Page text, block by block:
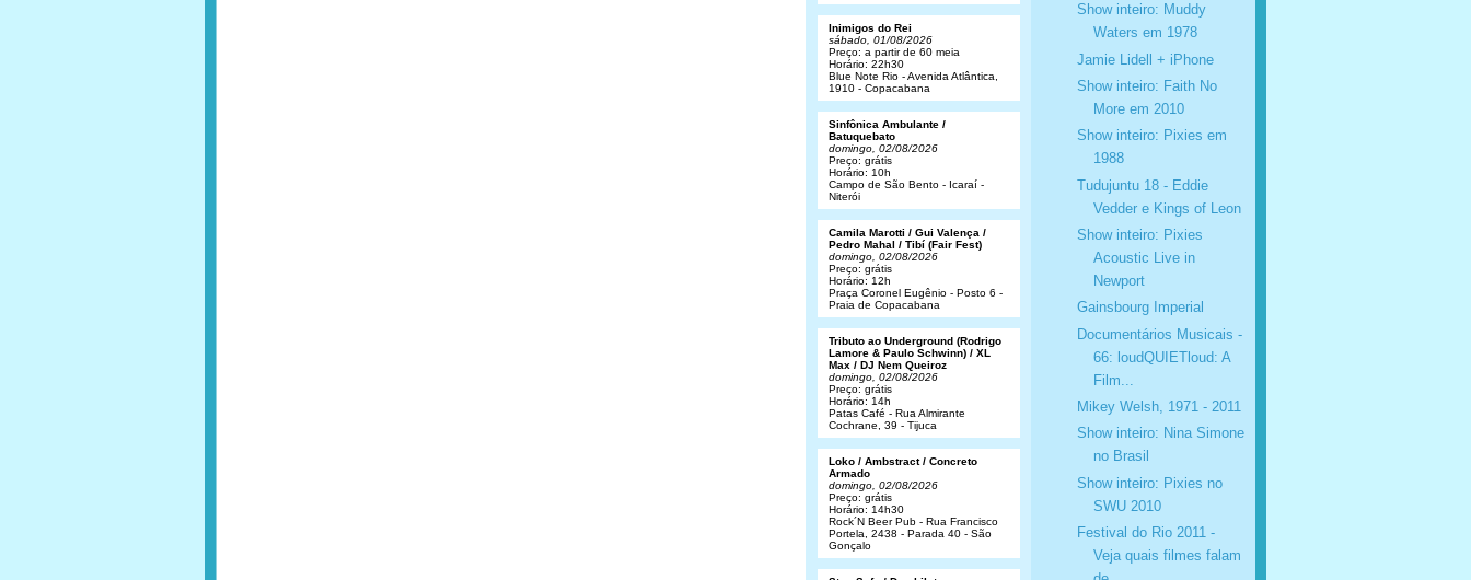
Show inteiro: Muddy
Waters em 1978
Jamie Lidell + iPhone
Show inteiro: Faith No
More em 2010
Show inteiro: Pixies em
1988
Tudujuntu 18 - Eddie
Vedder e Kings of Leon
Show inteiro: Pixies
Acoustic Live in
Newport
Gainsbourg Imperial
Documentários Musicais -
66: loudQUIETloud: A
Film...
Mikey Welsh, 1971 - 2011
Show inteiro: Nina Simone
no Brasil
Show inteiro: Pixies no
SWU 2010
Festival do Rio 2011 -
Veja quais filmes falam
Inimigos do Rei
sábado, 01/08/2026
Preço: a partir de 60 meia
Horário: 22h30
Blue Note Rio - Avenida Atlântica,
1910 - Copacabana
Sinfônica Ambulante /
Batuquebato
domingo, 02/08/2026
Preço: grátis
Horário: 10h
Campo de São Bento - Icaraí -
Niterói
Camila Marotti / Gui Valença /
Pedro Mahal / Tibí (Fair Fest)
domingo, 02/08/2026
Preço: grátis
Horário: 12h
Praça Coronel Eugênio - Posto 6 -
Praia de Copacabana
Tributo ao Underground (Rodrigo
Lamore & Paulo Schwinn) / XL
Max / DJ Nem Queiroz
domingo, 02/08/2026
Preço: grátis
Horário: 14h
Patas Café - Rua Almirante
Cochrane, 39 - Tijuca
Loko / Ambstract / Concreto
Armado
domingo, 02/08/2026
Preço: grátis
Horário: 14h30
Rock´N Beer Pub - Rua Francisco
Portela, 2438 - Parada 40 - São
Gonçalo